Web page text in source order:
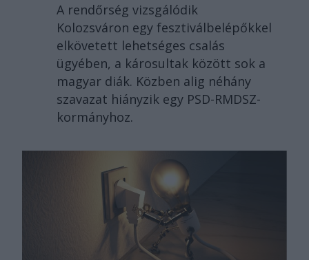
A rendőrség vizsgálódik
Kolozsváron egy fesztiválbelépőkkel
elkövetett lehetséges csalás
ügyében, a károsultak között sok a
magyar diák. Közben alig néhány
szavazat hiányzik egy PSD-RMDSZ-
kormányhoz.